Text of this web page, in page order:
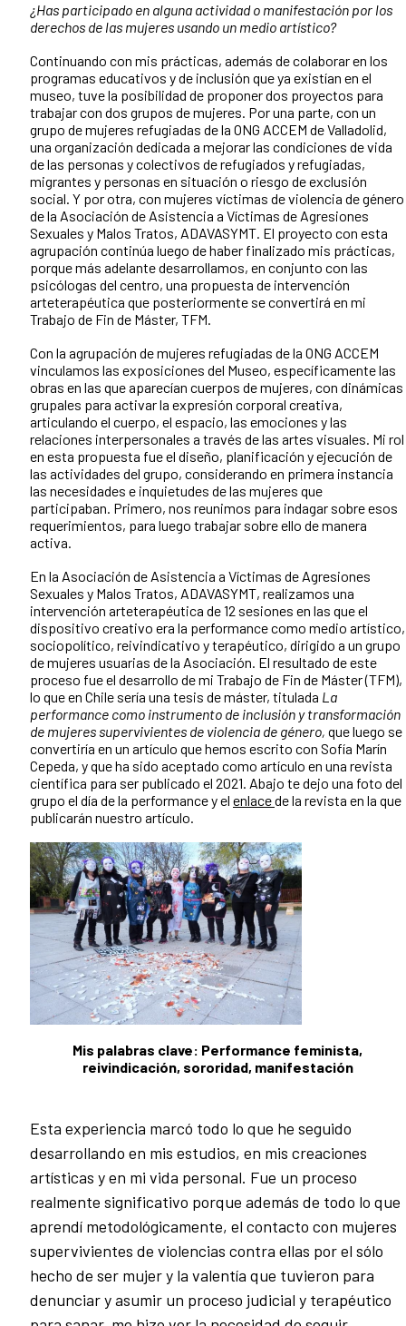
¿Has participado en alguna actividad o manifestación por los
derechos de las mujeres usando un medio artístico?
Continuando con mis prácticas, además de colaborar en los
programas educativos y de inclusión que ya existían en el
museo, tuve la posibilidad de proponer dos proyectos para
trabajar con dos grupos de mujeres. Por una parte, con un
grupo de mujeres refugiadas de la ONG ACCEM de Valladolid,
una organización dedicada a mejorar las condiciones de vida
de las personas y colectivos de refugiados y refugiadas,
migrantes y personas en situación o riesgo de exclusión
social. Y por otra, con mujeres víctimas de violencia de género
de la Asociación de Asistencia a Víctimas de Agresiones
Sexuales y Malos Tratos, ADAVASYMT. El proyecto con esta
agrupación continúa luego de haber finalizado mis prácticas,
porque más adelante desarrollamos, en conjunto con las
psicólogas del centro, una propuesta de intervención
arteterapéutica que posteriormente se convertirá en mi
Trabajo de Fin de Máster, TFM.
Con la agrupación de mujeres refugiadas de la ONG ACCEM
vinculamos las exposiciones del Museo, específicamente las
obras en las que aparecían cuerpos de mujeres, con dinámicas
grupales para activar la expresión corporal creativa,
articulando el cuerpo, el espacio, las emociones y las
relaciones interpersonales a través de las artes visuales. Mi rol
en esta propuesta fue el diseño, planificación y ejecución de
las actividades del grupo, considerando en primera instancia
las necesidades e inquietudes de las mujeres que
participaban. Primero, nos reunimos para indagar sobre esos
requerimientos, para luego trabajar sobre ello de manera
activa.
En la Asociación de Asistencia a Víctimas de Agresiones
Sexuales y Malos Tratos, ADAVASYMT, realizamos una
intervención arteterapéutica de 12 sesiones en las que el
dispositivo creativo era la performance como medio artístico,
sociopolítico, reivindicativo y terapéutico, dirigido a un grupo
de mujeres usuarias de la Asociación. El resultado de este
proceso fue el desarrollo de mi Trabajo de Fin de Máster (TFM),
lo que en Chile sería una tesis de máster, titulada La
performance como instrumento de inclusión y transformación
de mujeres supervivientes de violencia de género, que luego se
convertiría en un artículo que hemos escrito con Sofía Marín
Cepeda, y que ha sido aceptado como artículo en una revista
científica para ser publicado el 2021. Abajo te dejo una foto del
grupo el día de la performance y el enlacede la revista en la que
publicarán nuestro artículo.
Mis palabras clave: Performance feminista,
reivindicación, sororidad, manifestación
Esta experiencia marcó todo lo que he seguido
desarrollando en mis estudios, en mis creaciones
artísticas y en mi vida personal. Fue un proceso
realmente significativo porque además de todo lo que
aprendí metodológicamente, el contacto con mujeres
supervivientes de violencias contra ellas por el sólo
hecho de ser mujer y la valentía que tuvieron para
denunciar y asumir un proceso judicial y terapéutico